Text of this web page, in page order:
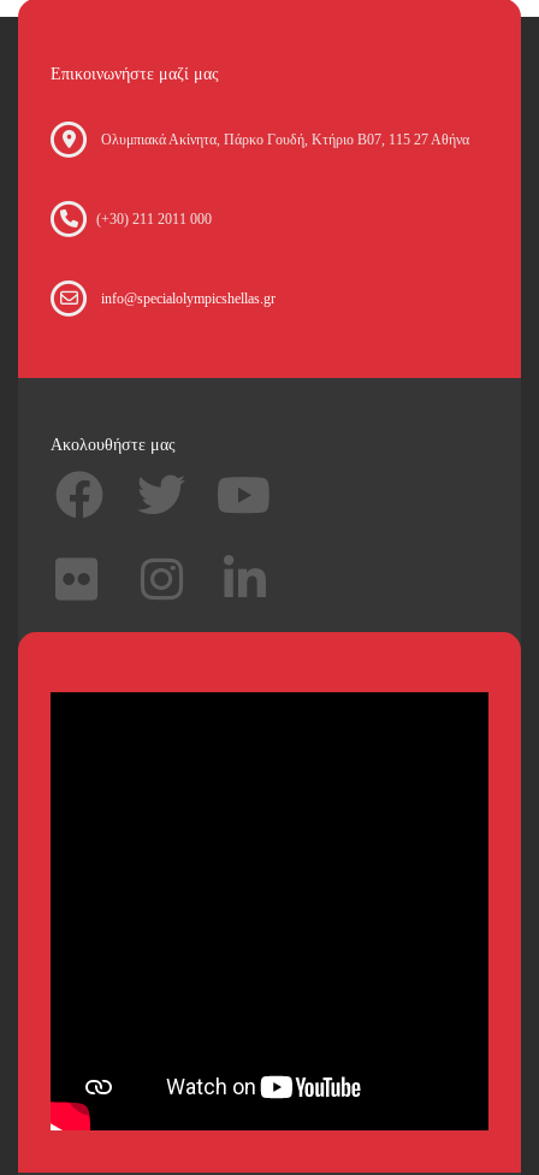
Επικοινωνήστε μαζί μας
Oλυμπιακά Ακίνητα, Πάρκο Γουδή, Κτήριο Β07, 115 27 Αθήνα
(+30) 211 2011 000
info@specialolympicshellas.gr
Ακολουθήστε μας